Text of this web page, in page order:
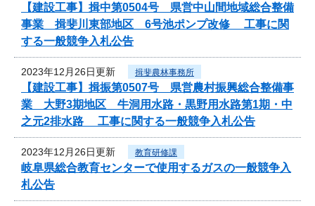
【建設工事】揖中第0504号 県営中山間地域総合整備
事業 揖斐川東部地区 6号池ポンプ改修 工事に関
する一般競争入札公告
2023年12月26日更新 揖斐農林事務所
【建設工事】揖振第0507号 県営農村振興総合整備事
業 大野3期地区 牛洞用水路・黒野用水路第1期・中
之元2排水路 工事に関する一般競争入札公告
2023年12月26日更新 教育研修課
岐阜県総合教育センターで使用するガスの一般競争入
札公告